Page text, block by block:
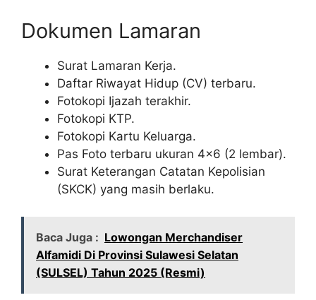
Dokumen Lamaran
Surat Lamaran Kerja.
Daftar Riwayat Hidup (CV) terbaru.
Fotokopi Ijazah terakhir.
Fotokopi KTP.
Fotokopi Kartu Keluarga.
Pas Foto terbaru ukuran 4×6 (2 lembar).
Surat Keterangan Catatan Kepolisian
(SKCK) yang masih berlaku.
Baca Juga : Lowongan Merchandiser
Alfamidi Di Provinsi Sulawesi Selatan
(SULSEL) Tahun 2025 (Resmi)